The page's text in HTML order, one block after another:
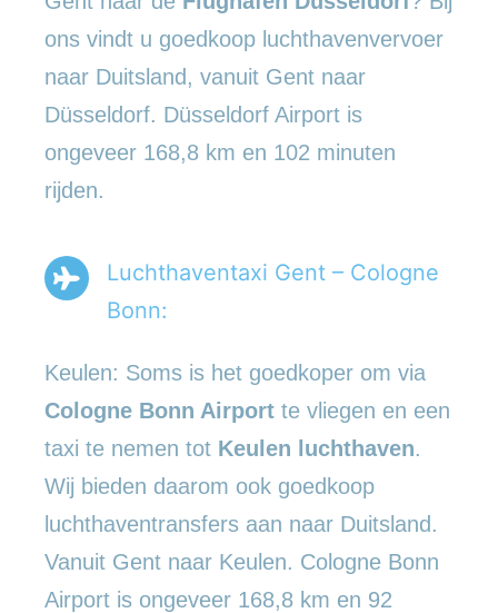
ons vindt u goedkoop luchthavenvervoer
naar Duitsland, vanuit Gent naar
Düsseldorf. Düsseldorf Airport is
ongeveer 168,8 km en 102 minuten
rijden.
Luchthaventaxi Gent – Cologne
Bonn:
Keulen: Soms is het goedkoper om via
Cologne Bonn Airport te vliegen en een
taxi te nemen tot Keulen luchthaven.
Wij bieden daarom ook goedkoop
luchthaventransfers aan naar Duitsland.
Vanuit Gent naar Keulen. Cologne Bonn
Airport is ongeveer 168,8 km en 92